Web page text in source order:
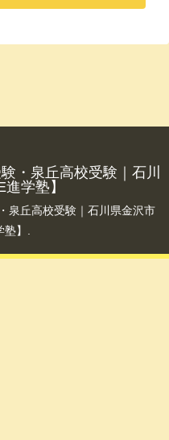
・泉丘高校受験｜石川
学塾】
泉丘高校受験｜石川県金沢市
塾】.